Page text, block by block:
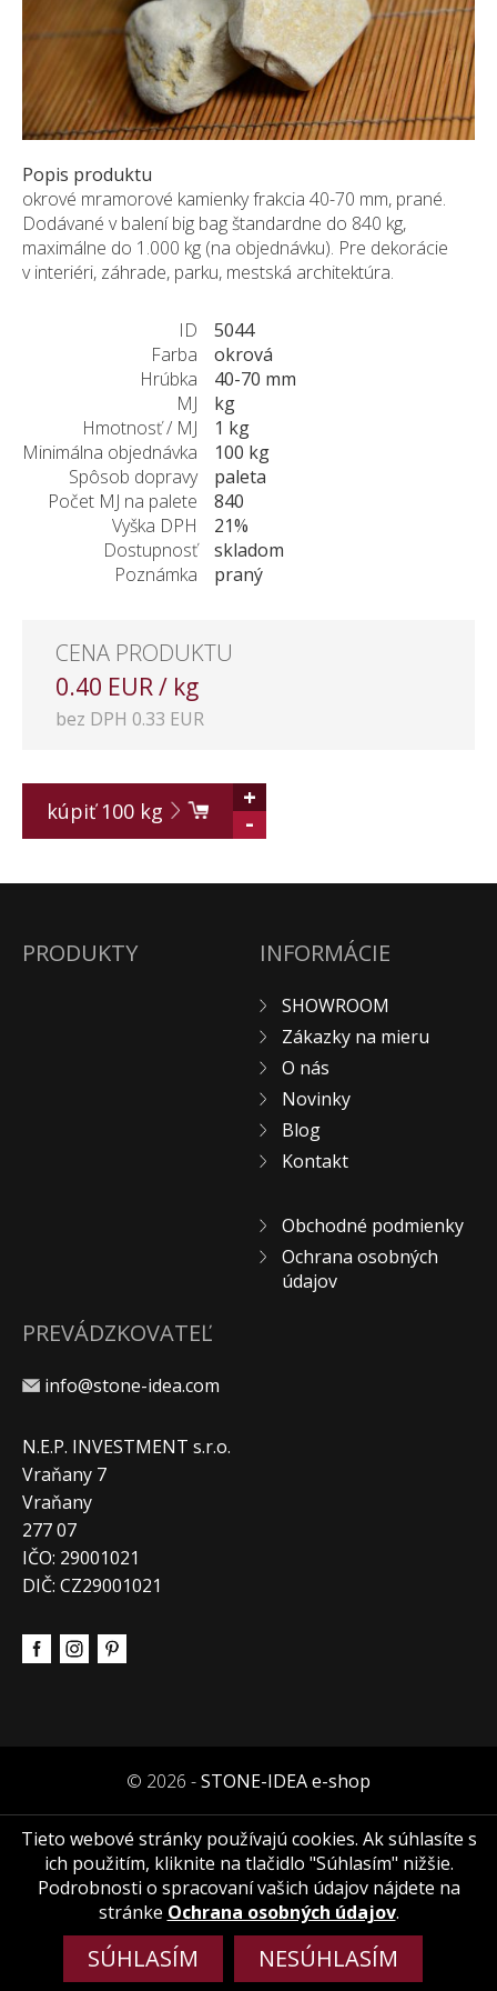
ZÁKAZKY NA MIERU
NOVINKY
SHOWROOM
Popis produktu
okrové mramorové kamienky frakcia 40-70 mm, prané.
Dodávané v balení big bag štandardne do 840 kg,
maximálne do 1.000 kg (na objednávku). Pre dekorácie
v interiéri, záhrade, parku, mestská architektúra.
ID
5044
Farba
okrová
Hrúbka
40-70 mm
MJ
kg
Hmotnosť / MJ
1 kg
Minimálna objednávka
100 kg
Spôsob dopravy
paleta
Počet MJ na palete
840
Vyška DPH
21%
Dostupnosť
skladom
Poznámka
praný
CENA PRODUKTU
0.40 EUR / kg
bez DPH 0.33 EUR
kúpiť100kg
+
-
PRODUKTY INFORMÁCIE
SHOWROOM
Zákazky na mieru
O nás
Novinky
Blog
Kontakt
Obchodné podmienky
Ochrana osobných
údajov
PREVÁDZKOVATEĽ
info@stone-idea.com
N.E.P. INVESTMENT s.r.o.
Vraňany 7
Vraňany
277 07
IČO: 29001021
DIČ: CZ29001021
© 2026 -STONE-IDEA e-shop
Tieto webové stránky používajú cookies. Ak súhlasíte s
ich použitím, kliknite na tlačidlo "Súhlasím" nižšie.
Podrobnosti o spracovaní vašich údajov nájdete na
stránke Ochrana osobných údajov.